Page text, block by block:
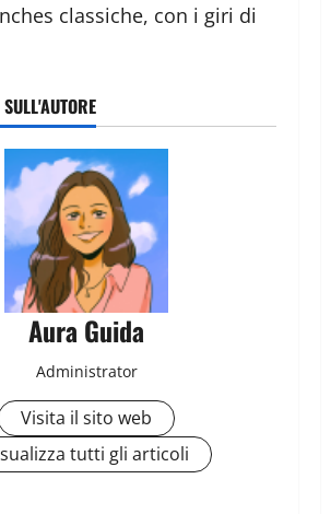
classiche, con i giri di
Aura Guida
Administrator
Visita il sito web
tutti gli articoli